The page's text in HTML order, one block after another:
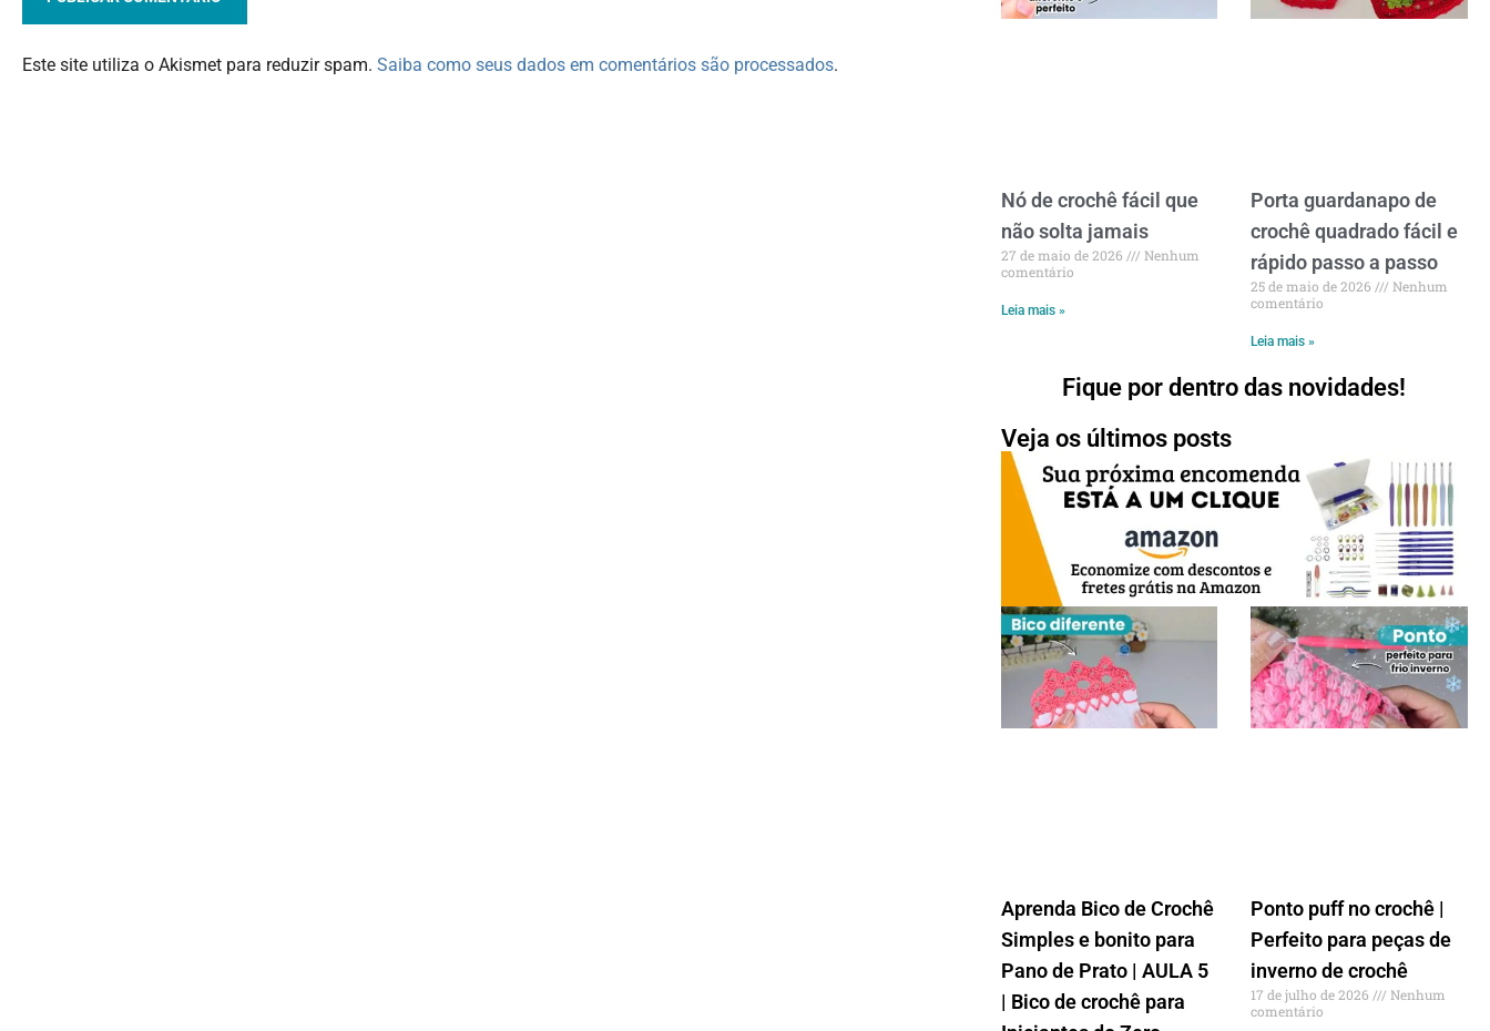
Nó de crochê fácil que
não solta jamais
27 de maio de 2026
Nenhum
comentário
Leia mais »
Porta guardanapo de
crochê quadrado fácil e
rápido passo a passo
25 de maio de 2026
Nenhum
comentário
Leia mais »
Fique por dentro das novidades!
Veja os últimos posts
Aprenda Bico de Crochê
Simples e bonito para
Pano de Prato | AULA 5
| Bico de crochê para
Ponto puff no crochê |
Perfeito para peças de
inverno de crochê
17 de julho de 2026
Nenhum
comentário
Este site utiliza o Akismet para reduzir spam.Saiba como seus dados em comentários são processados.